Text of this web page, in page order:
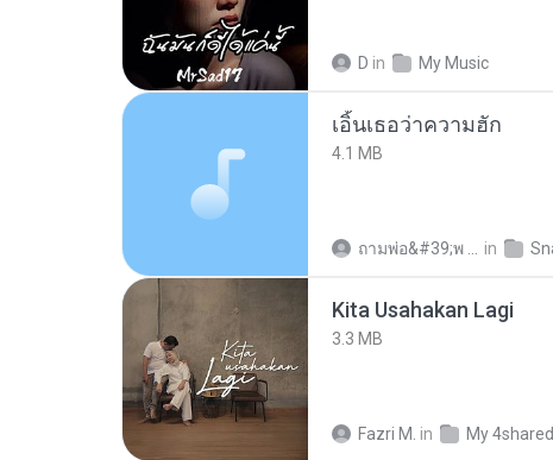
D in My Music
เอิ้นเธอว่าความฮัก
4.1 MB
in
Kita Usahakan Lagi
3.3 MB
Fazri M. in My 4shared